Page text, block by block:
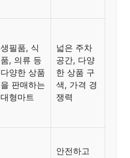
생필품, 식
품, 의류 등
다양한 상품
을 판매하는
대형마트
넓은 주차
공간, 다양
한 상품 구
색, 가격 경
쟁력
안전하고